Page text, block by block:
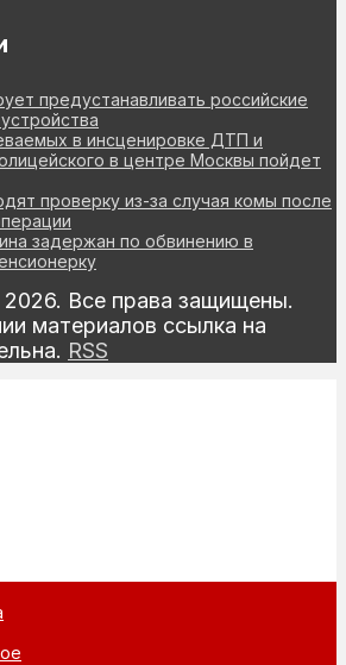
предустанавливать российские
в инсценировке ДТП и
в центре Москвы пойдет
проверку из-за случая комы после
задержан по обвинению в
2026. Все права защищены.
материалов ссылка на
RSS